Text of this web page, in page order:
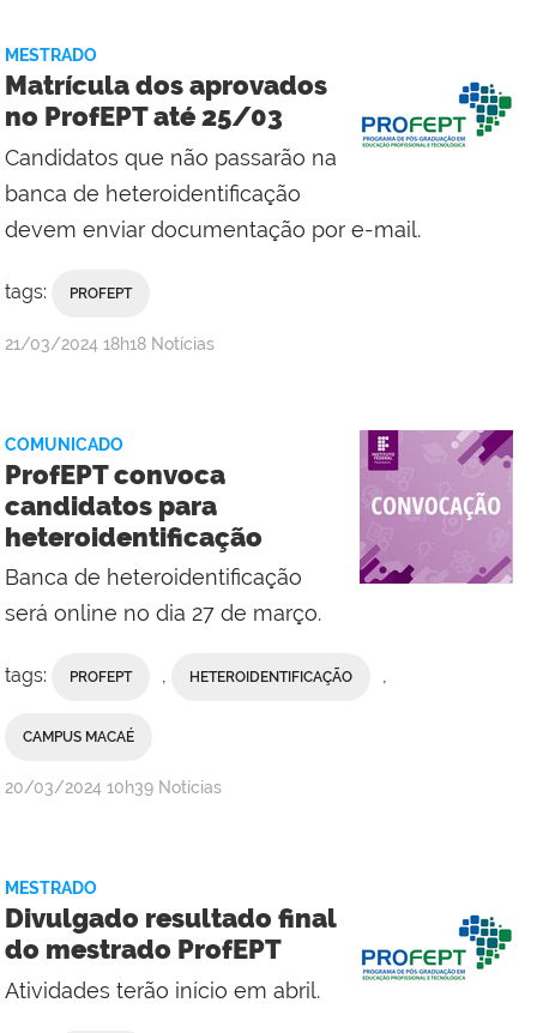
MESTRADO
Matrícula dos aprovados
no ProfEPT até 25/03
Candidatos que não passarão na
banca de heteroidentificação
devem enviar documentação por e-mail.
tags: PROFEPT
por
publicado
21/03/2024 18h18 Notícias
COMUNICADO
ProfEPT convoca
candidatos para
heteroidentificação
Banca de heteroidentificação
será online no dia 27 de março.
tags: PROFEPT , HETEROIDENTIFICAÇÃO ,
CAMPUS MACAÉ
por
publicado
20/03/2024 10h39 Notícias
MESTRADO
Divulgado resultado final
do mestrado ProfEPT
Atividades terão início em abril.